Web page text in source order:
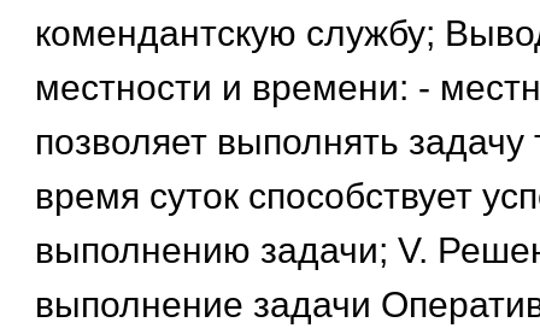
комендантскую службу;
местности и времени: -
позволяет выполнять
время суток способствует
выполнению задачи; V.
выполнение задачи